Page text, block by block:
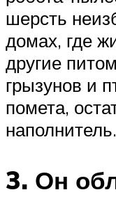
шерсть
домах, где
другие
грызунов и
помета,
наполнитель.
3. Он